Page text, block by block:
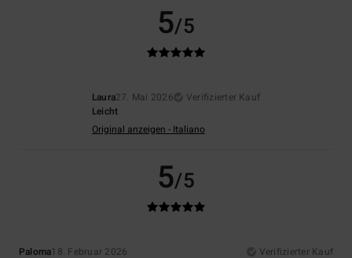
5/5
Laura27. Mai 2026
Verifizierter Kauf
Leicht
Original anzeigen - Italiano
5/5
Paloma18. Februar 2026
Verifizierter Kauf